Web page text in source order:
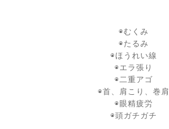
◉むくみ
◉たるみ
◉ほうれい線
◉エラ張り
◉二重アゴ
◉首、肩こり、巻肩
◉眼精疲労
◉頭ガチガチ